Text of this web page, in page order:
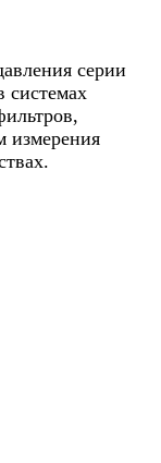
серии
системах
измерения